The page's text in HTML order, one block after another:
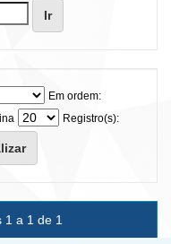
Em ordem:
Registro(s):
1 a 1 de 1